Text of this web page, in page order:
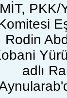
MİT, PKK/
Rodin
adlı